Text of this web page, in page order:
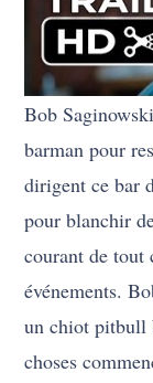
Bob
barman pour
dirigent ce bar
pour blanchir
courant de tout
événements.
un chiot pitbull
choses